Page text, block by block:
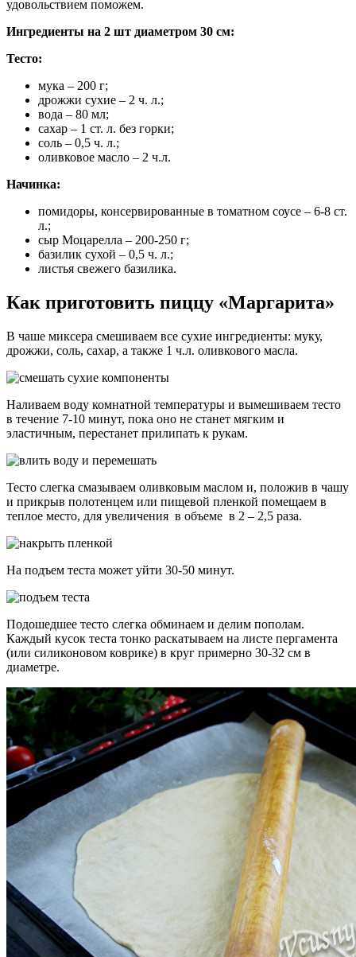
удовольствием поможем.
Ингредиенты на 2 шт диаметром 30 см:
Тесто:
мука – 200 г;
дрожжи сухие – 2 ч. л.;
вода – 80 мл;
сахар – 1 ст. л. без горки;
соль – 0,5 ч. л.;
оливковое масло – 2 ч.л.
Начинка:
помидоры, консервированные в томатном соусе – 6-8 ст.
л.;
сыр Моцарелла – 200-250 г;
базилик сухой – 0,5 ч. л.;
листья свежего базилика.
Как приготовить пиццу «Маргарита»
В чаше миксера смешиваем все сухие ингредиенты: муку,
дрожжи, соль, сахар, а также 1 ч.л. оливкового масла.
Наливаем воду комнатной температуры и вымешиваем тесто
в течение 7-10 минут, пока оно не станет мягким и
эластичным, перестанет прилипать к рукам.
Тесто слегка смазываем оливковым маслом и, положив в чашу
и прикрыв полотенцем или пищевой пленкой помещаем в
теплое место, для увеличения в объеме в 2 – 2,5 раза.
На подъем теста может уйти 30-50 минут.
Подошедшее тесто слегка обминаем и делим пополам.
Каждый кусок теста тонко раскатываем на листе пергамента
(или силиконовом коврике) в круг примерно 30-32 см в
диаметре.